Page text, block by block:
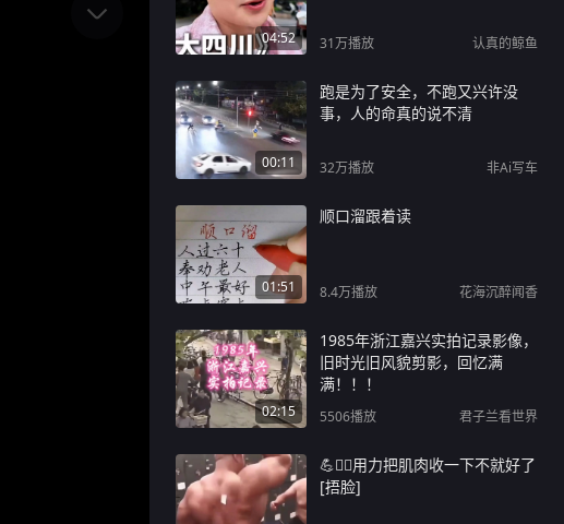
04:52 31万播放 认真的鲸鱼
00:11
跑是为了安全，不跑又兴许没
事，人的命真的说不清
32万播放 非Ai写车
01:51
顺口溜跟着读
8.4万播放 花海沉醉闻香
02:15
1985年浙江嘉兴实拍记录影像，
旧时光旧风貌剪影，回忆满
满！！！
5506播放 君子兰看世界
💪🏋️‍♂️用力把肌肉收一下不就好了
[捂脸]